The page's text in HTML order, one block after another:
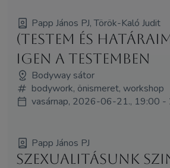
Papp János PJ, Török-Kaló Judit
(Testem és
igen a testemben
Bodyway sátor
bodywork, önismeret, workshop
vasárnap, 2026-06-21., 19:00 -
Papp János PJ
Szexualitásunk